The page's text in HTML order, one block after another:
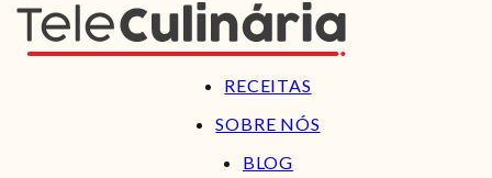
RECEITAS
SOBRE NÓS
BLOG